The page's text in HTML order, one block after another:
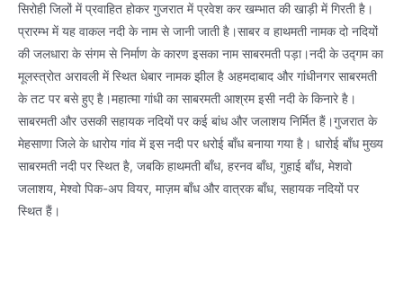
सिरोही जिलों में प्रवाहित होकर गुजरात में प्रवेश कर खम्भात की खाड़ी में गिरती है।
प्रारम्भ में यह वाकल नदी के नाम से जानी जाती है।साबर व हाथमती नामक दो नदियों
की जलधारा के संगम से निर्माण के कारण इसका नाम साबरमती पड़ा।नदी के उद्गम का
मूलस्त्रोत अरावली में स्थित धेबार नामक झील है अहमदाबाद और गांधीनगर साबरमती
के तट पर बसे हुए है।महात्मा गांधी का साबरमती आश्रम इसी नदी के किनारे है।
साबरमती और उसकी सहायक नदियों पर कई बांध और जलाशय निर्मित हैं।गुजरात के
मेहसाणा जिले के धारोय गांव में इस नदी पर धरोई बाँध बनाया गया है। धारोई बाँध मुख्य
साबरमती नदी पर स्थित है, जबकि हाथमती बाँध, हरनव बाँध, गुहाई बाँध, मेशवो
जलाशय, मेश्वो पिक-अप वियर, माज़म बाँध और वात्रक बाँध, सहायक नदियों पर
स्थित हैं।